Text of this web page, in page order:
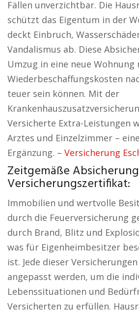
Fällen unverzichtbar. Die
schützt das Eigentum in der
deckt Einbruch,
Vandalismus ab. Diese
Umzug in eine neue Wohnung
Wiederbeschaffungskosten
teuer sein können. Mit der
Versicherte Extra-Leistungen
Arztes und Einzelzimmer –
Ergänzung. – Versicherung
Zeitgemäße
Versicherungszertifikat:
Immobilien und wertvolle
durch die Feuerversicherung
durch Brand, Blitz und
was für Eigenheimbesitzer
ist. Jede dieser
angepasst werden, um die
Lebenssituationen und
Versicherten zu erfüllen.